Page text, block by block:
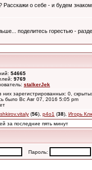
Расскажи о себе - и будем
поделитесь горестью -
54665
9769
stalkerJek
них зарегистрированных: 0,
было Вс Авг 07, 2016 5:05 pm
(56), p4o1 (38), Игорь
за последние пять минут
Пароль: